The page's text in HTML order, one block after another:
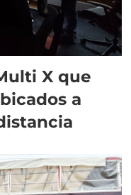
X que
a